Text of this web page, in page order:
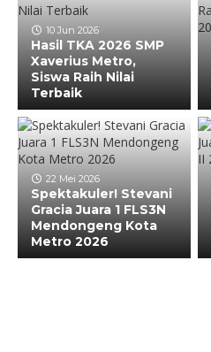
10 Jun 2026
Hasil TKA 2026 SMP
Xaverius Metro,
Siswa Raih Nilai
Terbaik
22 Mei 2026
Spektakuler! Stevani
Gracia Juara 1 FLS3N
Mendongeng Kota
Metro 2026